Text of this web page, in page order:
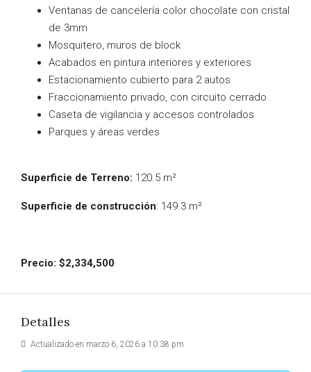
Ventanas de cancelería color chocolate con cristal
de 3mm
Mosquitero, muros de block
Acabados en pintura interiores y exteriores
Estacionamiento cubierto para 2 autos
Fraccionamiento privado, con circuito cerrado
Caseta de vigilancia y accesos controlados
Parques y áreas verdes
Superficie de Terreno: 120.5 m²
Superficie de construcción: 149.3 m²
Precio: $2,334,500
Detalles
Actualizado en marzo 6, 2026 a 10:38 pm